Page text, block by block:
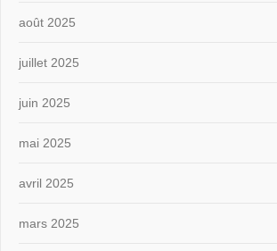
août 2025
juillet 2025
juin 2025
mai 2025
avril 2025
mars 2025